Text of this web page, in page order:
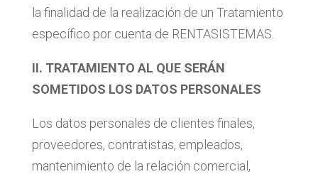
la finalidad de la realización de un Tratamiento
específico por cuenta de RENTASISTEMAS.
II. TRATAMIENTO AL QUE SERÁN
SOMETIDOS LOS DATOS PERSONALES
Los datos personales de clientes finales,
proveedores, contratistas, empleados,
mantenimiento de la relación comercial,